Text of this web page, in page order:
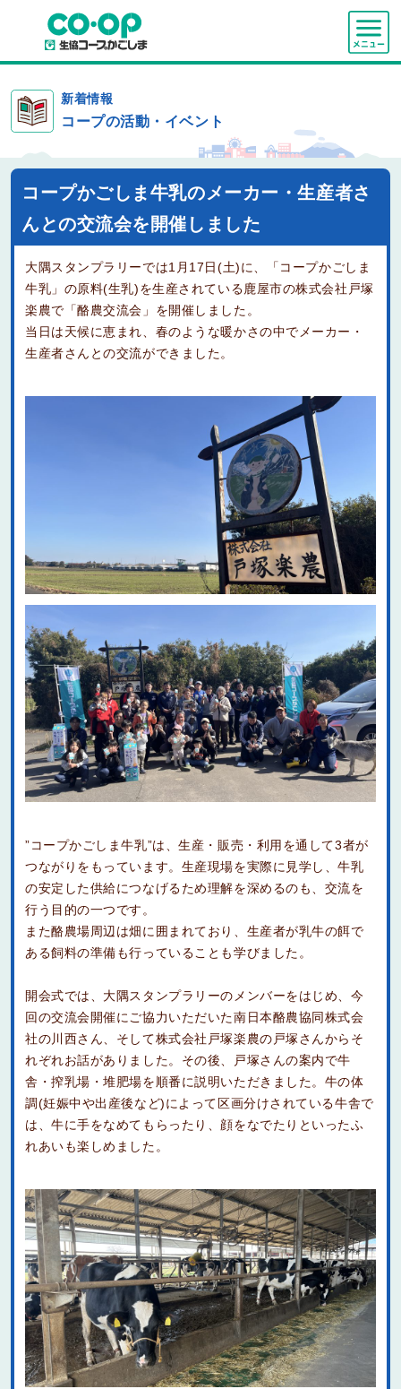
新着情報
コープの活動・イベント
コープかごしま牛乳のメーカー・生産者さ
んとの交流会を開催しました
大隅スタンプラリーでは1月17日(土)に、「コープかごしま
牛乳」の原料(生乳)を生産されている鹿屋市の株式会社戸塚
楽農で「酪農交流会」を開催しました。
当日は天候に恵まれ、春のような暖かさの中でメーカー・
生産者さんとの交流ができました。
”コープかごしま牛乳”は、生産・販売・利用を通して3者が
つながりをもっています。生産現場を実際に見学し、牛乳
の安定した供給につなげるため理解を深めるのも、交流を
行う目的の一つです。
また酪農場周辺は畑に囲まれており、生産者が乳牛の餌で
ある飼料の準備も行っていることも学びました。
開会式では、大隅スタンプラリーのメンバーをはじめ、今
回の交流会開催にご協力いただいた南日本酪農協同株式会
社の川西さん、そして株式会社戸塚楽農の戸塚さんからそ
れぞれお話がありました。その後、戸塚さんの案内で牛
舎・搾乳場・堆肥場を順番に説明いただきました。牛の体
調(妊娠中や出産後など)によって区画分けされている牛舎で
は、牛に手をなめてもらったり、顔をなでたりといったふ
れあいも楽しめました。